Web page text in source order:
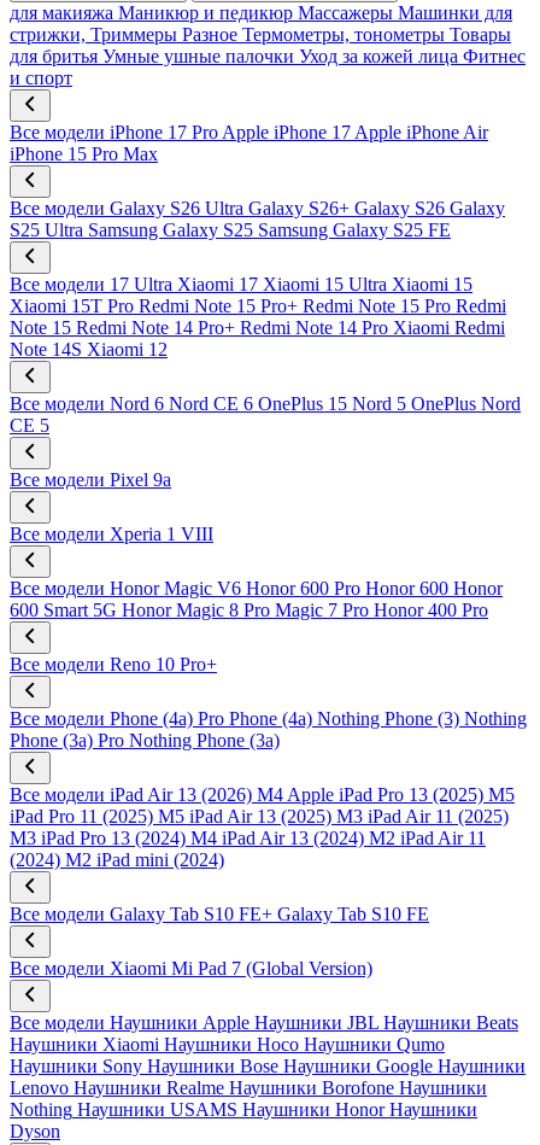
для макияжа Маникюр и педикюр Массажеры Машинки для
стрижки, Триммеры Разное Термометры, тонометры Товары
для бритья Умные ушные палочки Уход за кожей лица Фитнес
и спорт
Все модели iPhone 17 Pro Apple iPhone 17 Apple iPhone Air
iPhone 15 Pro Max
Все модели Galaxy S26 Ultra Galaxy S26+ Galaxy S26 Galaxy
S25 Ultra Samsung Galaxy S25 Samsung Galaxy S25 FE
Все модели 17 Ultra Xiaomi 17 Xiaomi 15 Ultra Xiaomi 15
Xiaomi 15T Pro Redmi Note 15 Pro+ Redmi Note 15 Pro Redmi
Note 15 Redmi Note 14 Pro+ Redmi Note 14 Pro Xiaomi Redmi
Note 14S Xiaomi 12
Все модели Nord 6 Nord CE 6 OnePlus 15 Nord 5 OnePlus Nord
CE 5
Все модели Pixel 9a
Все модели Xperia 1 VIII
Все модели Honor Magic V6 Honor 600 Pro Honor 600 Honor
600 Smart 5G Honor Magic 8 Pro Magic 7 Pro Honor 400 Pro
Все модели Reno 10 Pro+
Все модели Phone (4a) Pro Phone (4a) Nothing Phone (3) Nothing
Phone (3a) Pro Nothing Phone (3a)
Все модели iPad Air 13 (2026) M4 Apple iPad Pro 13 (2025) M5
iPad Pro 11 (2025) M5 iPad Air 13 (2025) M3 iPad Air 11 (2025)
M3 iPad Pro 13 (2024) M4 iPad Air 13 (2024) M2 iPad Air 11
(2024) M2 iPad mini (2024)
Все модели Galaxy Tab S10 FE+ Galaxy Tab S10 FE
Все модели Xiaomi Mi Pad 7 (Global Version)
Все модели Наушники Apple Наушники JBL Наушники Beats
Наушники Xiaomi Наушники Hoco Наушники Qumo
Наушники Sony Наушники Bose Наушники Google Наушники
Lenovo Наушники Realme Наушники Borofone Наушники
Nothing Наушники USAMS Наушники Honor Наушники
Dyson